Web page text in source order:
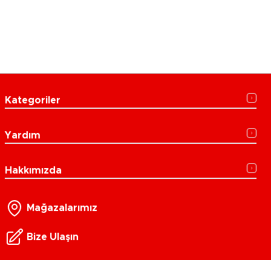
Kategoriler
Yardım
Hakkımızda
Mağazalarımız
Bize Ulaşın